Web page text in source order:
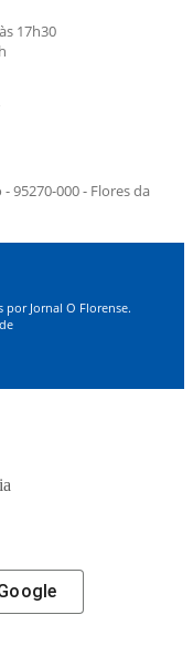
17h30
95270-000 - Flores da
Jornal O Florense.